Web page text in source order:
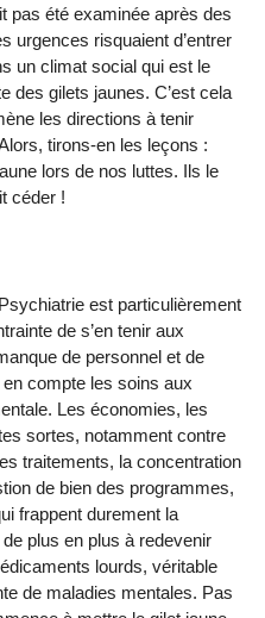
pas été examinée après des
urgences risquaient d’entrer
un climat social qui est le
des gilets jaunes. C’est cela
les directions à tenir
tirons-en les leçons :
lors de nos luttes. Ils le
céder !
est particulièrement
de s’en tenir aux
de personnel et de
compte les soins aux
Les économies, les
sortes, notamment contre
traitements, la concentration
de bien des programmes,
frappent durement la
plus en plus à redevenir
lourds, véritable
de maladies mentales. Pas